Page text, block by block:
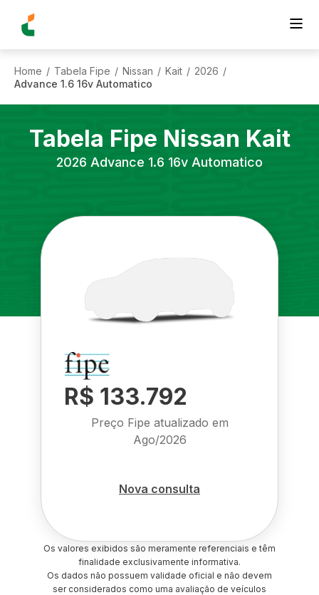
Home / Tabela Fipe / Nissan / Kait / 2026 /
Advance 1.6 16v Automatico
Tabela Fipe Nissan Kait
2026 Advance 1.6 16v Automatico
R$ 133.792
Preço Fipe atualizado em
Ago/2026
Nova consulta
Os valores exibidos são meramente referenciais e têm
finalidade exclusivamente informativa.
Os dados não possuem validade oficial e não devem
ser considerados como uma avaliação de veículos